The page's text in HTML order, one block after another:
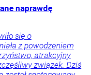
naprawdę
się o
z powodzeniem
atrakcyjny
związek. Dziś